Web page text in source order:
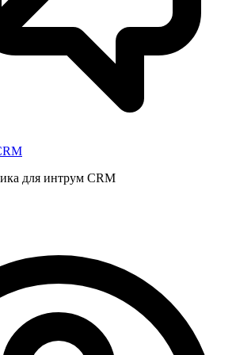
для интрум CRM